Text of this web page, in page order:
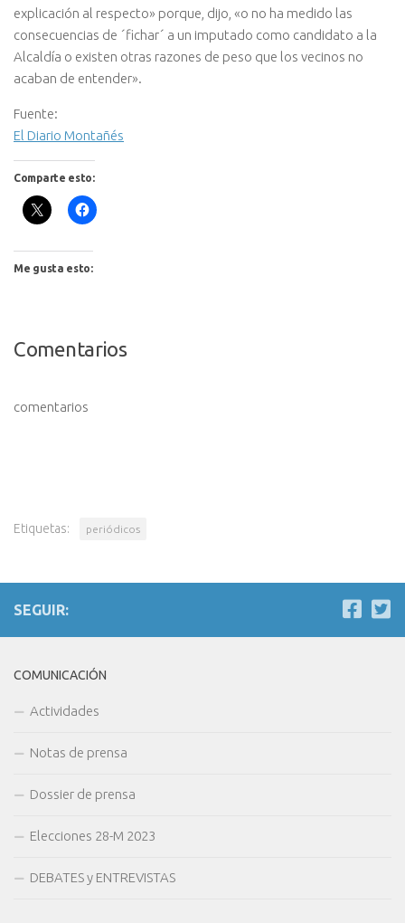
explicación al respecto» porque, dijo, «o no ha medido las
consecuencias de ´fichar´ a un imputado como candidato a la
Alcaldía o existen otras razones de peso que los vecinos no
acaban de entender».
Fuente:
El Diario Montañés
Comparte esto:
Me gusta esto:
Comentarios
comentarios
Etiquetas: periódicos
SEGUIR:
COMUNICACIÓN
Actividades
Notas de prensa
Dossier de prensa
Elecciones 28-M 2023
DEBATES y ENTREVISTAS